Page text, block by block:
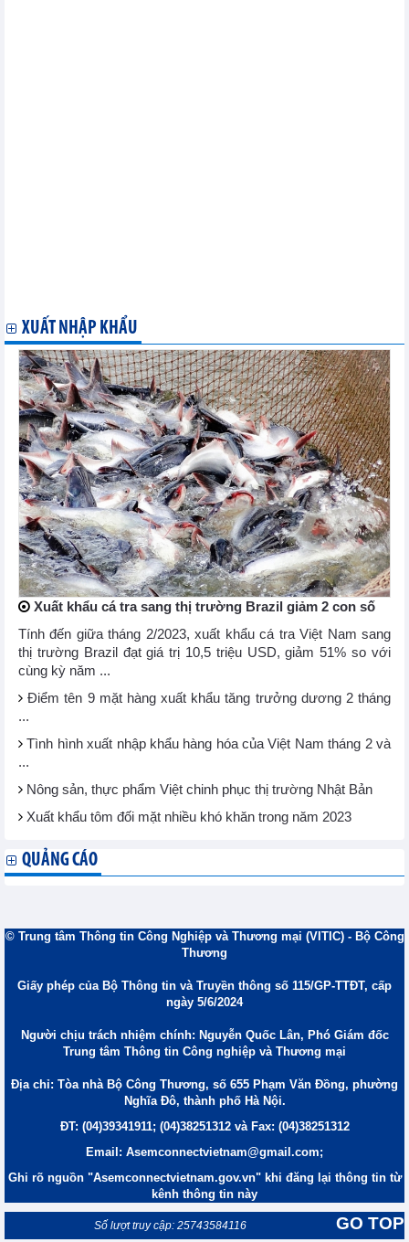
XUẤT NHẬP KHẨU
Xuất khẩu cá tra sang thị trường Brazil giảm 2 con số
Tính đến giữa tháng 2/2023, xuất khẩu cá tra Việt Nam sang
thị trường Brazil đạt giá trị 10,5 triệu USD, giảm 51% so với
cùng kỳ năm ...
Điểm tên 9 mặt hàng xuất khẩu tăng trưởng dương 2 tháng
...
Tình hình xuất nhập khẩu hàng hóa của Việt Nam tháng 2 và
...
Nông sản, thực phẩm Việt chinh phục thị trường Nhật Bản
Xuất khẩu tôm đối mặt nhiều khó khăn trong năm 2023
QUẢNG CÁO
© Trung tâm Thông tin Công Nghiệp và Thương mại (VITIC) - Bộ Công
Thương
Giấy phép của Bộ Thông tin và Truyền thông số 115/GP-TTĐT, cấp
ngày 5/6/2024
Người chịu trách nhiệm chính: Nguyễn Quốc Lân, Phó Giám đốc
Trung tâm Thông tin Công nghiệp và Thương mại
Địa chỉ: Tòa nhà Bộ Công Thương, số 655 Phạm Văn Đồng, phường
Nghĩa Đô, thành phố Hà Nội.
ĐT: (04)39341911; (04)38251312 và Fax: (04)38251312
Email: Asemconnectvietnam@gmail.com;
Ghi rõ nguồn "Asemconnectvietnam.gov.vn" khi đăng lại thông tin từ
kênh thông tin này
GO TOP
Số lượt truy cập: 25743584116